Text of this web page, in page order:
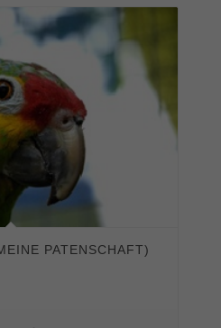
PATENSCHAFT)